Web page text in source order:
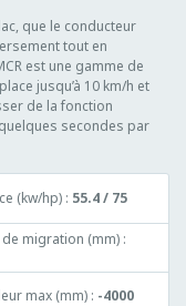
que le conducteur
tout en
est une gamme de
jusqu’à 10 km/h et
de la fonction
secondes par
(kw/hp) : 55.4 / 75
migration (mm) :
max (mm) : -4000